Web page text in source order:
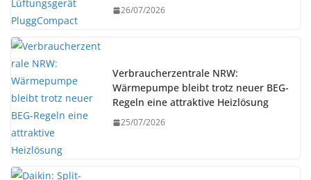
26/07/2026
Verbraucherzentrale NRW:
Wärmepumpe bleibt trotz neuer BEG-
Regeln eine attraktive Heizlösung
25/07/2026